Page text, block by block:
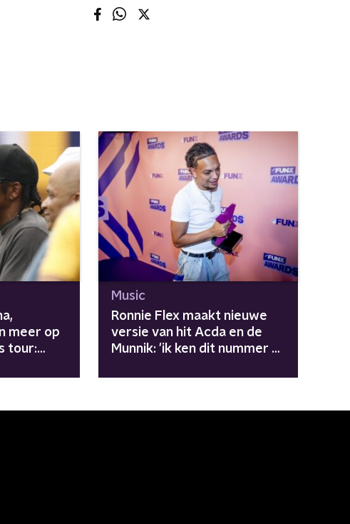
meer op
tour:
Music
Ronnie Flex maakt nieuwe
versie van hit Acda en de
Munnik: 'ik ken dit nummer al